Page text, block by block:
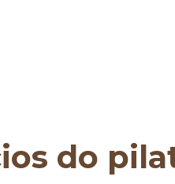
do